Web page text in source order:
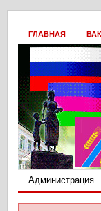
ГЛАВНАЯ
Администрация